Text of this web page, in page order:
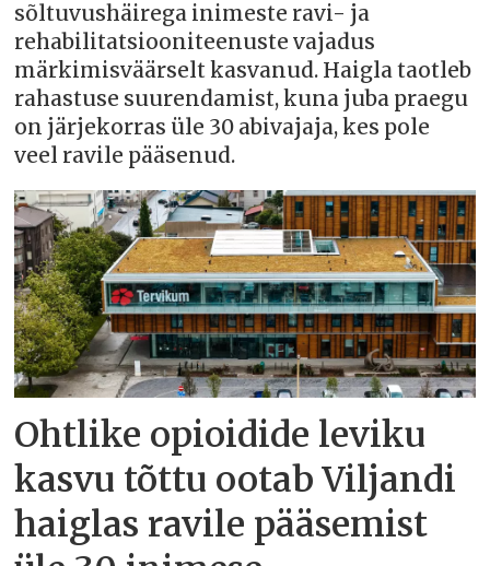
sõltuvushäirega inimeste ravi- ja
rehabilitatsiooniteenuste vajadus
märkimisväärselt kasvanud. Haigla taotleb
rahastuse suurendamist, kuna juba praegu
on järjekorras üle 30 abivajaja, kes pole
veel ravile pääsenud.
Ohtlike opioidide leviku
kasvu tõttu ootab Viljandi
haiglas ravile pääsemist